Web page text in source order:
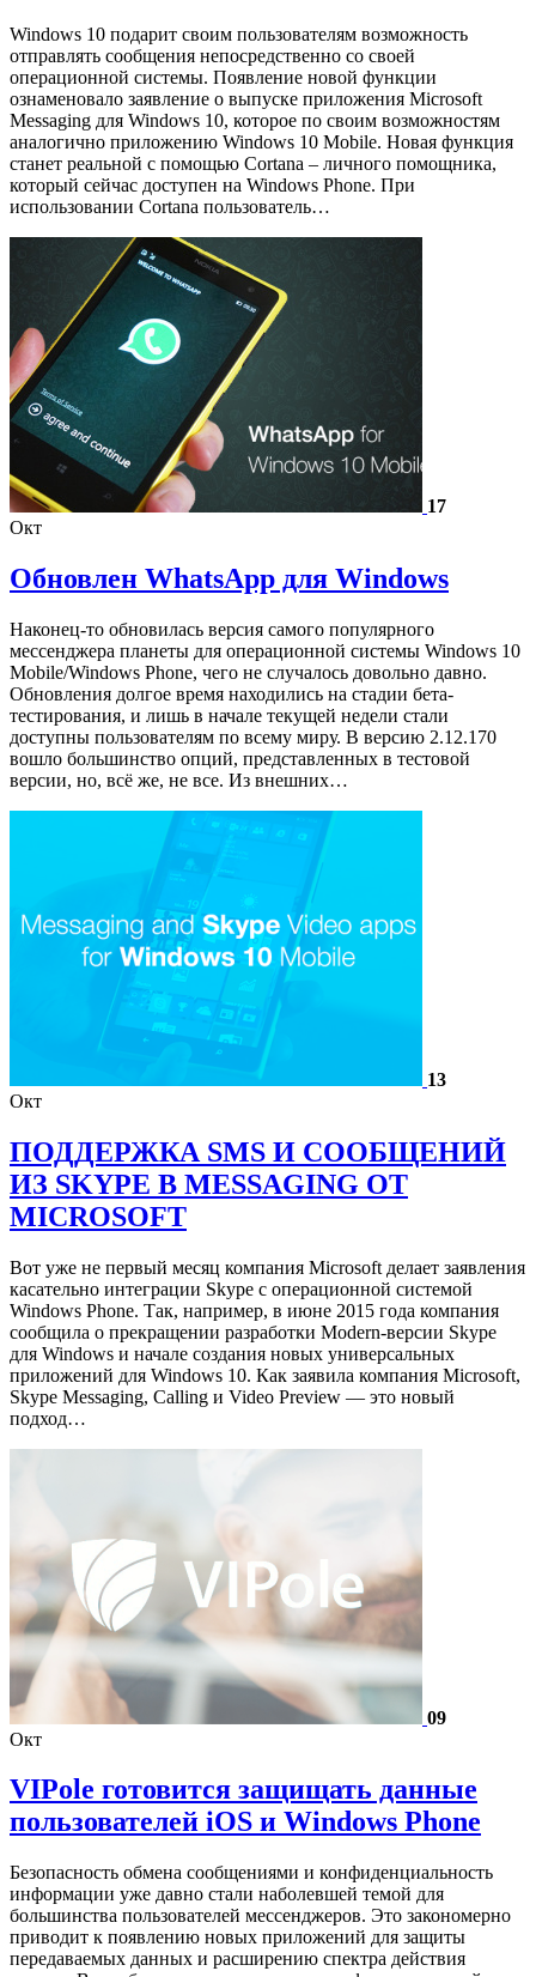
Windows 10 подарит своим пользователям возможность
отправлять сообщения непосредственно со своей
операционной системы. Появление новой функции
ознаменовало заявление о выпуске приложения Microsoft
Messaging для Windows 10, которое по своим возможностям
аналогично приложению Windows 10 Mobile. Новая функция
станет реальной с помощью Cortana – личного помощника,
который сейчас доступен на Windows Phone. При
использовании Cortana пользователь…
17
Окт
Обновлен WhatsApp для Windows
Наконец-то обновилась версия самого популярного
мессенджера планеты для операционной системы Windows 10
Mobile/Windows Phone, чего не случалось довольно давно.
Обновления долгое время находились на стадии бета-
тестирования, и лишь в начале текущей недели стали
доступны пользователям по всему миру. В версию 2.12.170
вошло большинство опций, представленных в тестовой
версии, но, всё же, не все. Из внешних…
13
Окт
ПОДДЕРЖКА SMS И СООБЩЕНИЙ
ИЗ SKYPE В MESSAGING ОТ
MICROSOFT
Вот уже не первый месяц компания Microsoft делает заявления
касательно интеграции Skype c операционной системой
Windows Phone. Так, например, в июне 2015 года компания
сообщила о прекращении разработки Modern-версии Skype
для Windows и начале создания новых универсальных
приложений для Windows 10. Как заявила компания Microsoft,
Skype Messaging, Calling и Video Preview — это новый
подход…
09
Окт
VIPole готовится защищать данные
пользователей iOS и Windows Phone
Безопасность обмена сообщениями и конфиденциальность
информации уже давно стали наболевшей темой для
большинства пользователей мессенджеров. Это закономерно
приводит к появлению новых приложений для защиты
передаваемых данных и расширению спектра действия